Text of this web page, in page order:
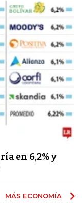
en 6,2% y
MÁS ECONOMÍA